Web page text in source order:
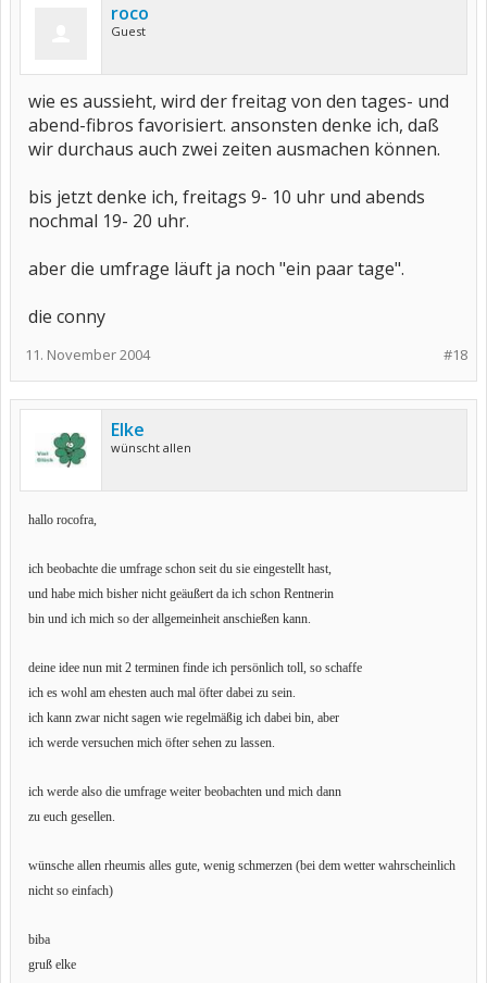
roco
Guest
wie es aussieht, wird der freitag von den tages- und
abend-fibros favorisiert. ansonsten denke ich, daß
wir durchaus auch zwei zeiten ausmachen können.
bis jetzt denke ich, freitags 9- 10 uhr und abends
nochmal 19- 20 uhr.
aber die umfrage läuft ja noch "ein paar tage".
die conny
#18
11. November 2004
Elke
wünscht allen
hallo rocofra,
ich beobachte die umfrage schon seit du sie eingestellt hast,
und habe mich bisher nicht geäußert da ich schon Rentnerin
bin und ich mich so der allgemeinheit anschießen kann.
deine idee nun mit 2 terminen finde ich persönlich toll, so schaffe
ich es wohl am ehesten auch mal öfter dabei zu sein.
ich kann zwar nicht sagen wie regelmäßig ich dabei bin, aber
ich werde versuchen mich öfter sehen zu lassen.
ich werde also die umfrage weiter beobachten und mich dann
zu euch gesellen.
wünsche allen rheumis alles gute, wenig schmerzen (bei dem wetter wahrscheinlich
nicht so einfach)
biba
gruß elke